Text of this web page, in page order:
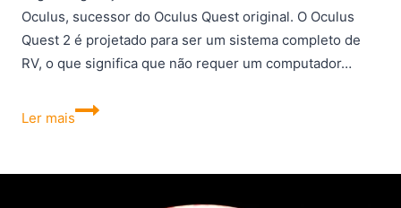
Oculus, sucessor do Oculus Quest original. O Oculus
Quest 2 é projetado para ser um sistema completo de
RV, o que significa que não requer um computador…
Ler mais
O
o